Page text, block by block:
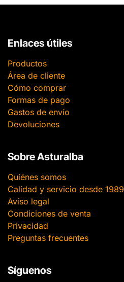
Enlaces útiles
Productos
Área de cliente
Cómo comprar
Formas de pago
Gastos de envío
Devoluciones
Sobre Asturalba
Quiénes somos
Calidad y servicio desde 1989
Aviso legal
Condiciones de venta
Privacidad
Preguntas frecuentes
Síguenos